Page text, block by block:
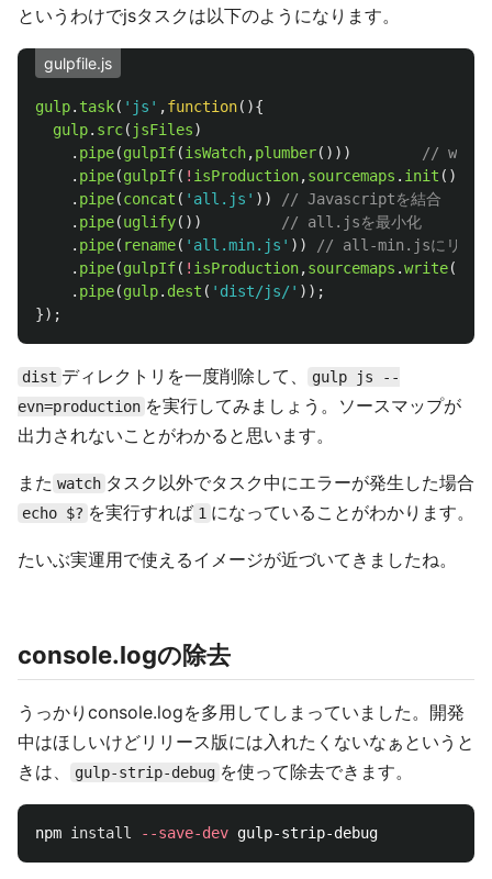
というわけでjsタスクは以下のようになります。
gulpfile.js
gulp. task( ' js ' ,function(){
gulp. src( jsFiles)
. pipe(gulpIf(isWatch,plumber()))
// watch
. pipe(gulpIf( ! isProduction,sourcemaps . init ()))
. pipe(concat ( ' all.js ' ))
// Javascriptを結合
. pipe(uglify())
// all.jsを最小化
. pipe( rename( ' all.min.js ' ))
// all-min.jsにリネー
. pipe(gulpIf( ! isProduction,sourcemaps .write(
. pipe(gulp. dest ( ' dist/js/' ));
});
dist ディレクトリを一度削除して、
gulp js --
evn=production を実行してみましょう。ソースマップが
出力されないことがわかると思います。
また watch タスク以外でタスク中にエラーが発生した場合
echo $? を実行すれば 1 になっていることがわかります。
たいぶ実運用で使えるイメージが近づいてきましたね。
console.logの除去
うっかりconsole.logを多用してしまっていました。開発
中はほしいけどリリース版には入れたくないなぁというと
きは、
gulp-strip-debug を使って除去できます。
npm install --save-dev